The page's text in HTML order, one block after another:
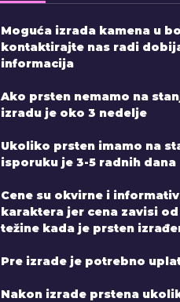
Moguća izrada kamena u
kontaktirajte nas radi
informacija
Ako prsten nemamo na
izradu je oko 3 nedelje
Ukoliko prsten imamo na
isporuku je 3-5 radnih dana
Cene su okvirne i
karaktera jer cena zavisi
težine kada je prsten
Pre izrade je potrebno
Nakon izrade prstena